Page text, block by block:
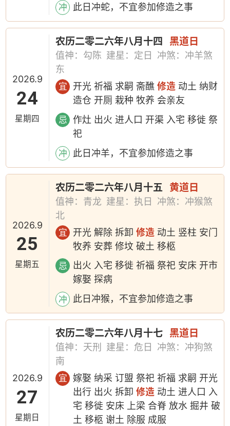
冲 此日冲蛇，不宜参加修造之事
2026.9
24
星期四
农历二零二六年八月十四 黑道日
值神：勾陈 建星：定日
冲煞：冲羊煞
东
宜 开光 祈福 求嗣 斋醮修造 动土 纳财
造仓 开厕 栽种 牧养 会亲友
忌
作灶 出火 进人口 开渠 入宅 移徙 祭
祀
冲 此日冲羊，不宜参加修造之事
2026.9
25
星期五
农历二零二六年八月十五 黄道日
值神：青龙 建星：执日
冲煞：冲猴煞
北
宜 开光 解除 拆卸修造 动土 竖柱 安门
牧养 安葬 修坟 破土 移柩
忌
出火 入宅 移徙 祈福 祭祀 安床 开市
嫁娶 探病
冲 此日冲猴，不宜参加修造之事
2026.9
27
星期日
农历二零二六年八月十七 黑道日
值神：天刑 建星：危日
冲煞：冲狗煞
南
宜
嫁娶 纳采 订盟 祭祀 祈福 求嗣 开光
出行 出火 拆卸修造 动土 进人口 入
宅 移徙 安床 上梁 合脊 放水 掘井 破
土 移柩 谢土 除服 成服